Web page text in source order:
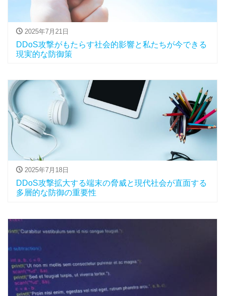
2025年7月21日
DDoS攻撃がもたらす社会的影響と私たちが今できる
現実的な防御策
2025年7月18日
DDoS攻撃拡大する端末の脅威と現代社会が直面する
多層的な防御の重要性